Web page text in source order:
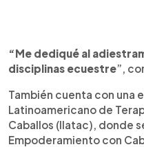
“Me dediqué al
disciplinas ecuestre”,
También cuenta con una
Latinoamericano de
Caballos (Ilatac), donde
Empoderamiento con